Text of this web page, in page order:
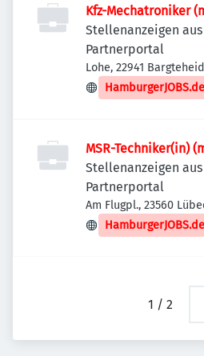
Kfz-Mechatroniker
Stellenanzeigen
Partnerportal
Lohe, 22941
HamburgerJOBS.de
MSR-Techniker(in)
Stellenanzeigen
Partnerportal
Am Flugpl., 23560
Deutschland
HamburgerJOBS.de
1 / 2